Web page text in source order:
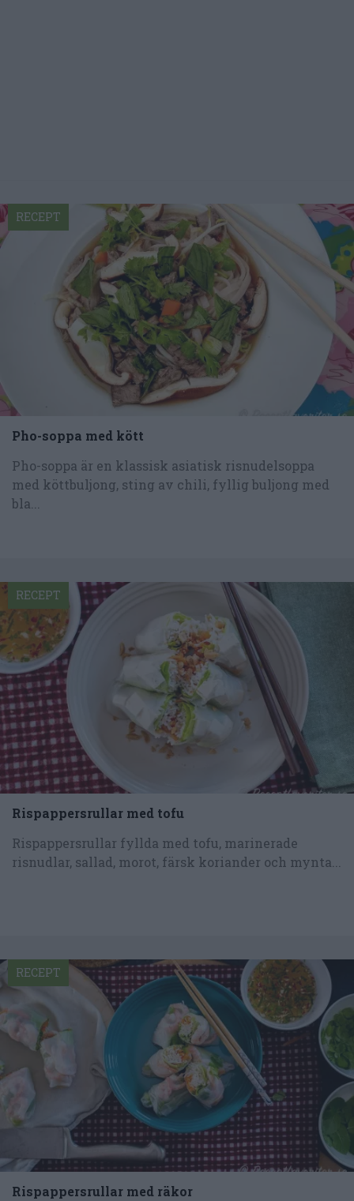
Pho-soppa med kött
Pho-soppa är en klassisk asiatisk risnudelsoppa
med köttbuljong, sting av chili, fyllig buljong med
bla...
RECEPT
Rispappersrullar med tofu
Rispappersrullar fyllda med tofu, marinerade
risnudlar, sallad, morot, färsk koriander och mynta...
RECEPT
Rispappersrullar med räkor
RECEPT